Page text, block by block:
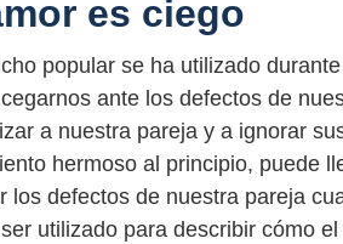
es ciego
popular se ha utilizado
ante los defectos de
a nuestra pareja y a ignorar
hermoso al principio, puede
los defectos de nuestra pareja
utilizado para describir cómo